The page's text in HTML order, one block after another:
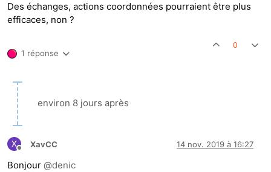
Des échanges, actions coordonnées pourraient être plus
efficaces, non ?
1 réponse
0
environ 8 jours après
X
Hors-ligne
XavCC 14 nov. 2019 à 16:27
Bonjour @denic